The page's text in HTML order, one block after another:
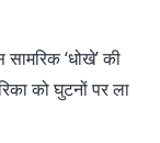
‘धोखे’ की
को घुटनों पर ला